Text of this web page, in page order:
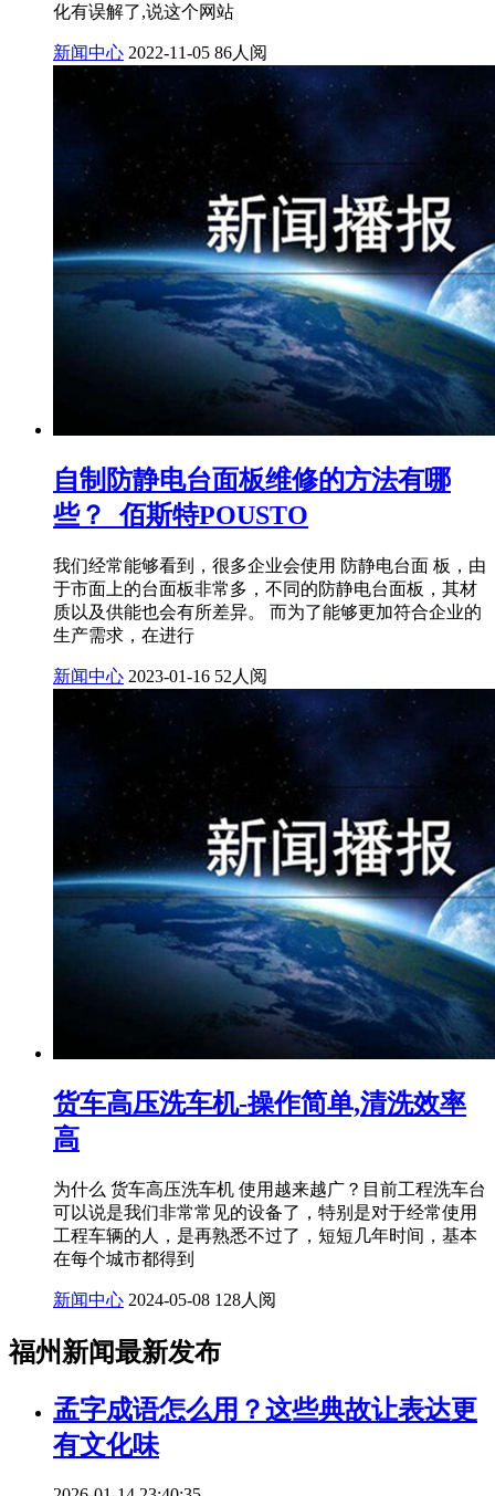
化有误解了,说这个网站
新闻中心 2022-11-05 86人阅
自制防静电台面板维修的方法有哪
些？_佰斯特POUSTO
我们经常能够看到，很多企业会使用 防静电台面 板，由
于市面上的台面板非常多，不同的防静电台面板，其材
质以及供能也会有所差异。 而为了能够更加符合企业的
生产需求，在进行
新闻中心 2023-01-16 52人阅
货车高压洗车机-操作简单,清洗效率
高
为什么 货车高压洗车机 使用越来越广？目前工程洗车台
可以说是我们非常常见的设备了，特别是对于经常使用
工程车辆的人，是再熟悉不过了，短短几年时间，基本
在每个城市都得到
新闻中心 2024-05-08 128人阅
福州新闻最新发布
孟字成语怎么用？这些典故让表达更
有文化味